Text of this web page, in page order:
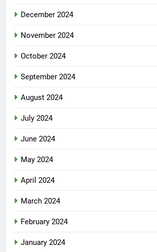
December 2024
November 2024
October 2024
September 2024
August 2024
July 2024
June 2024
May 2024
April 2024
March 2024
February 2024
January 2024